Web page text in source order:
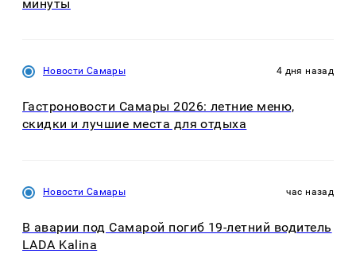
минуты
Новости Самары 4 дня назад
Гастроновости Самары 2026: летние меню,
скидки и лучшие места для отдыха
Новости Самары час назад
В аварии под Самарой погиб 19-летний водитель
LADA Kalina